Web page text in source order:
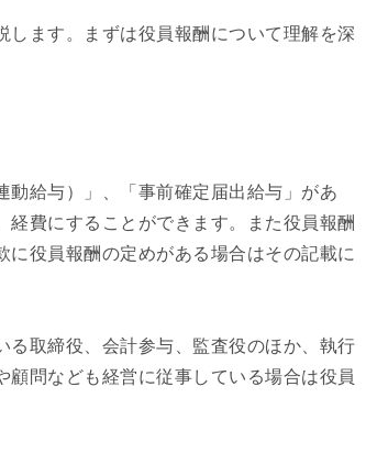
ます。まずは役員報酬について理解を深
給与）」、「事前確定届出給与」があ
費にすることができます。また役員報酬
役員報酬の定めがある場合はその記載に
る取締役、会計参与、監査役のほか、執行
問なども経営に従事している場合は役員